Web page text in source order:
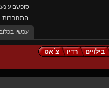
סופשבוע
התחברות
עכשיו בכלוב
בילויים רדיו צ׳אט